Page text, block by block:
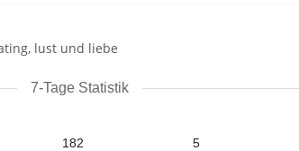
lust und liebe
7-Tage Statistik
182 5